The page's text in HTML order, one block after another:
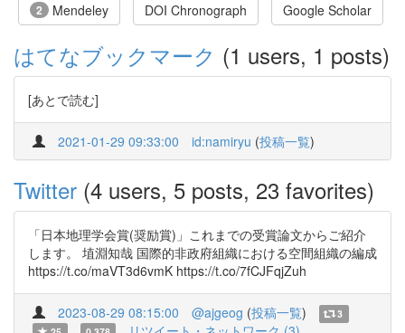
2 Mendeley DOI Chronograph Google Scholar
はてなブックマーク (1 users, 1 posts)
[あとで読む]
2021-01-29 09:33:00 id:namiryu (投稿一覧)
Twitter (4 users, 5 posts, 23 favorites)
「日本地理学会賞(奨励賞)」これまでの受賞論文からご紹介
します。 埴淵知哉 国際的非政府組織における空間組織の編成
https://t.co/maVT3d6vmK https://t.co/7fCJFqjZuh
2023-08-29 08:15:00 @ajgeog (投稿一覧)
3